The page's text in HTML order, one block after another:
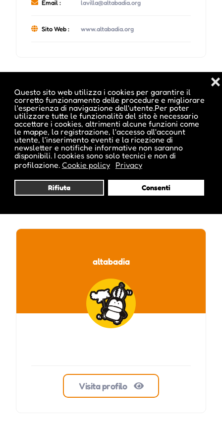
Questo sito web utilizza i cookies per garantire il
corretto funzionamento delle procedure e migliorare
l'esperienza di navigazione dell'utente.Per poter
utilizzare tutte le funzionalità del sito è necessario
accettare i cookies, altrimenti alcune funzioni come
le mappe, la registrazione, l'accesso all'account
utente, l'inserimento eventi e la ricezione di
newsletter e notifiche informative non saranno
disponibili. I cookies sono solo tecnici e non di
profilazione. Cookie policy Privacy
Rifiuta Consenti
❌
Email : lavilla@altabadia.org
Sito Web : www.altabadia.org
Date e orari evento :
altabadia
Visita profilo